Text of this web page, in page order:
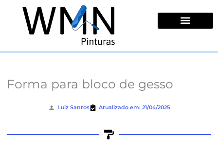
conteúdo
Forma para bloco de gesso
Luiz Santos Atualizado em: 21/04/2025